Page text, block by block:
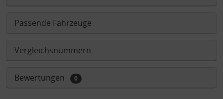
Passende Fahrzeuge
Vergleichsnummern
Bewertungen 0